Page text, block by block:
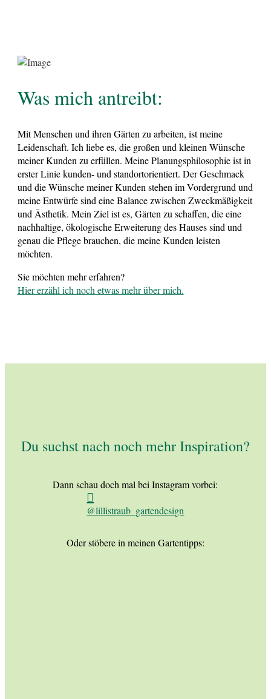
Was mich antreibt:
Mit Menschen und ihren Gärten zu arbeiten, ist meine
Leidenschaft. Ich liebe es, die großen und kleinen Wünsche
meiner Kunden zu erfüllen. Meine Planungsphilosophie ist in
erster Linie kunden- und standortorientiert. Der Geschmack
und die Wünsche meiner Kunden stehen im Vordergrund und
meine Entwürfe sind eine Balance zwischen Zweckmäßigkeit
und Ästhetik. Mein Ziel ist es, Gärten zu schaffen, die eine
nachhaltige, ökologische Erweiterung des Hauses sind und
genau die Pflege brauchen, die meine Kunden leisten
möchten.
Sie möchten mehr erfahren?
Hier erzähl ich noch etwas mehr über mich.
Du suchst nach noch mehr Inspiration?
Dann schau doch mal bei Instagram vorbei:
@lillistraub_gartendesign
Oder stöbere in meinen Gartentipps: